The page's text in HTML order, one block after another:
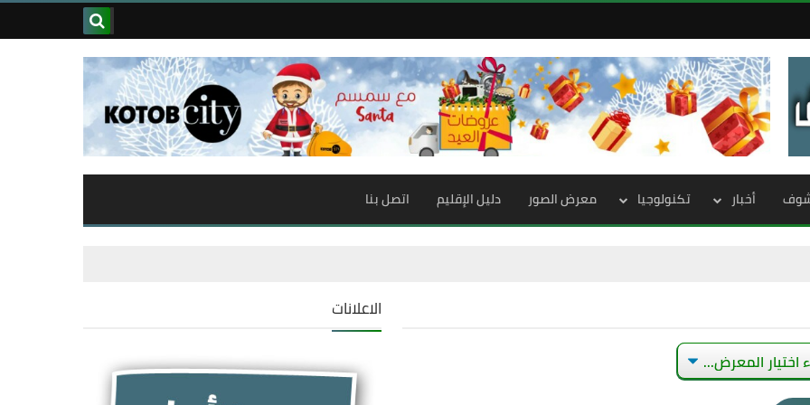
أخبار تكنولوجيا معرض الصور دليل الإقليم اتصل بنا
الاعلانات